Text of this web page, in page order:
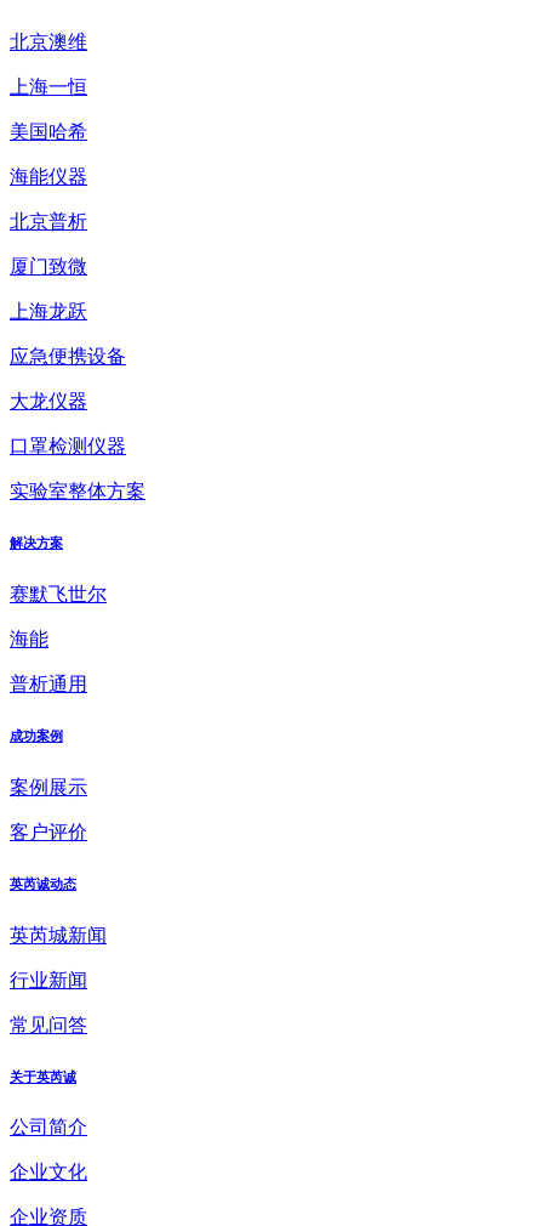
北京澳维
上海一恒
美国哈希
海能仪器
北京普析
厦门致微
上海龙跃
应急便携设备
大龙仪器
口罩检测仪器
实验室整体方案
解决方案
赛默飞世尔
海能
普析通用
成功案例
案例展示
客户评价
英芮诚动态
英芮城新闻
行业新闻
常见问答
关于英芮诚
公司简介
企业文化
企业资质